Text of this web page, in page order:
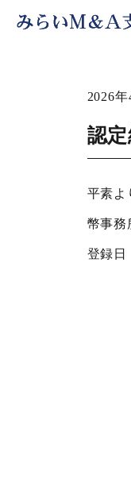
2026年
認
平素よ
幣事務
登録